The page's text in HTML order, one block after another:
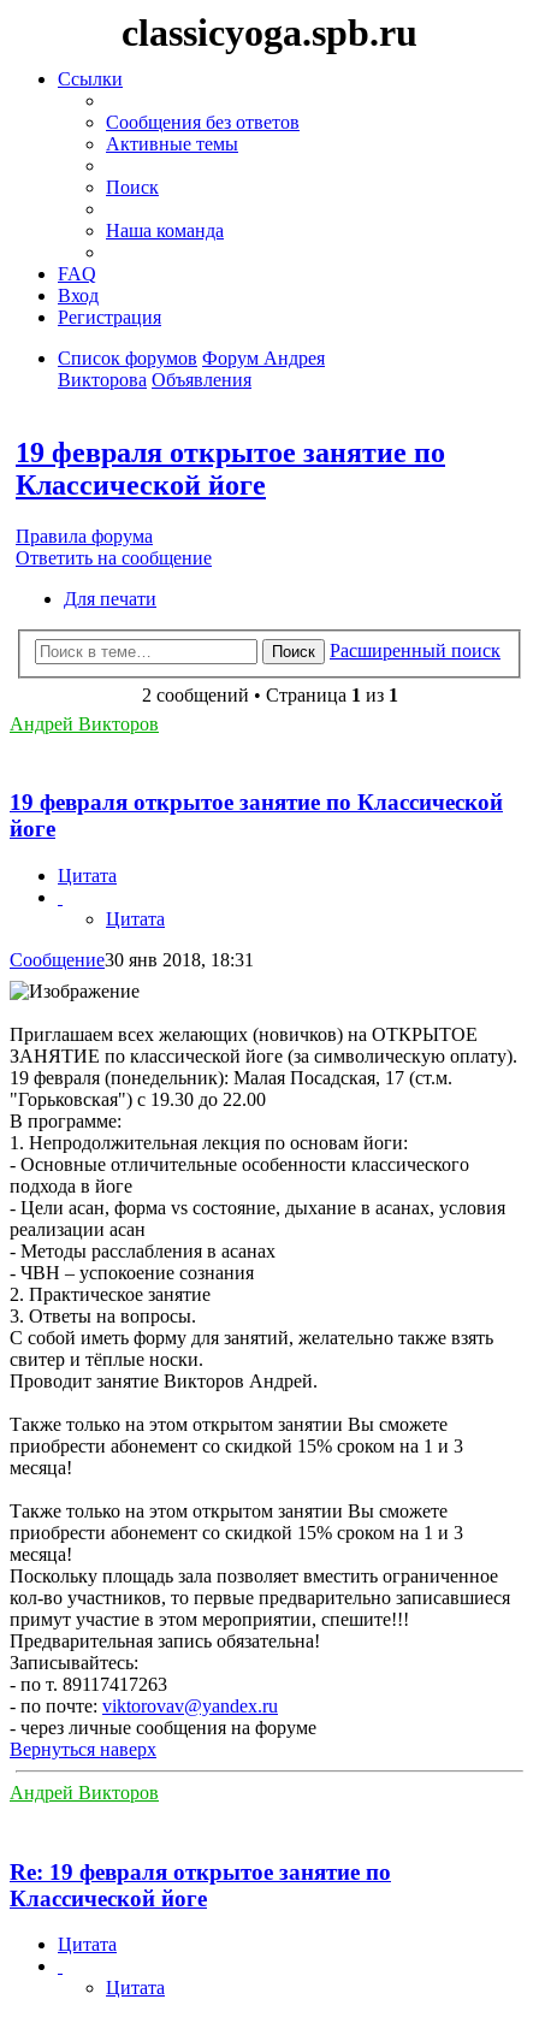
classicyoga.spb.ru
Ссылки
Сообщения без ответов
Активные темы
Поиск
Наша команда
FAQ
Вход
Регистрация
Список форумов Форум Андрея
Викторова Объявления
19 февраля открытое занятие по
Классической йоге
Правила форума
Ответить на сообщение
Для печати
Поиск Расширенный поиск
2 сообщений • Страница 1 из 1
Андрей Викторов
19 февраля открытое занятие по Классической
йоге
Цитата
Цитата
Сообщение30 янв 2018, 18:31
Приглашаем всех желающих (новичков) на ОТКРЫТОЕ
ЗАНЯТИЕ по классической йоге (за символическую оплату).
19 февраля (понедельник): Малая Посадская, 17 (ст.м.
"Горьковская") с 19.30 до 22.00
В программе:
1. Непродолжительная лекция по основам йоги:
- Основные отличительные особенности классического
подхода в йоге
- Цели асан, форма vs состояние, дыхание в асанах, условия
реализации асан
- Методы расслабления в асанах
- ЧВН – успокоение сознания
2. Практическое занятие
3. Ответы на вопросы.
С собой иметь форму для занятий, желательно также взять
свитер и тёплые носки.
Проводит занятие Викторов Андрей.
Также только на этом открытом занятии Вы сможете
приобрести абонемент со скидкой 15% сроком на 1 и 3
месяца!
Также только на этом открытом занятии Вы сможете
приобрести абонемент со скидкой 15% сроком на 1 и 3
месяца!
Поскольку площадь зала позволяет вместить ограниченное
кол-во участников, то первые предварительно записавшиеся
примут участие в этом мероприятии, спешите!!!
Предварительная запись обязательна!
Записывайтесь:
- по т. 89117417263
- по почте: viktorovav@yandex.ru
- через личные сообщения на форуме
Вернуться наверх
Андрей Викторов
Re: 19 февраля открытое занятие по
Классической йоге
Цитата
Цитата